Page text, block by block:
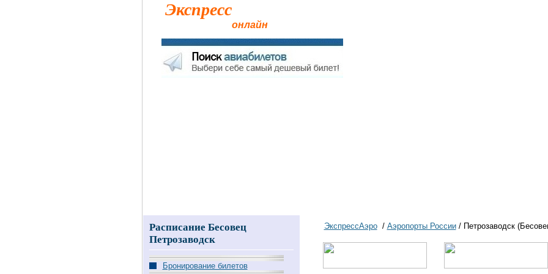
ЭкспрессАэро
онлайн
Расписание Бесовец
Петрозаводск
Бронирование билетов
ЭкспрессАэро / Аэропорты России/ Петрозаводск